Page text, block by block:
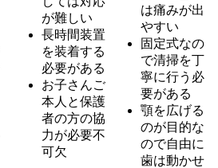
が難しい
長時間装置
を装着する
必要がある
お子さんご
本人と保護
者の方の協
力が必要不
可欠
は痛みが出
やすい
固定式なの
で清掃を丁
寧に行う必
要がある
顎を広げる
のが目的な
ので自由に
歯は動かせ